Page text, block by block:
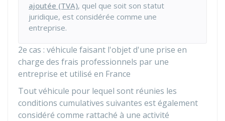
ajoutée (TVA), quel que soit son statut
juridique, est considérée comme une
entreprise.
2e cas : véhicule faisant l'objet d'une prise en
charge des frais professionnels par une
entreprise et utilisé en France
Tout véhicule pour lequel sont réunies les
conditions cumulatives suivantes est également
considéré comme rattaché à une activité